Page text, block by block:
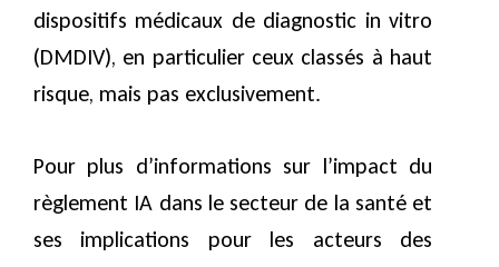
dispositifs médicaux de diagnostic in vitro
(DMDIV), en particulier ceux classés à haut
risque, mais pas exclusivement.
Pour plus d’informations sur l’impact du
règlement IA dans le secteur de la santé et
ses implications pour les acteurs des